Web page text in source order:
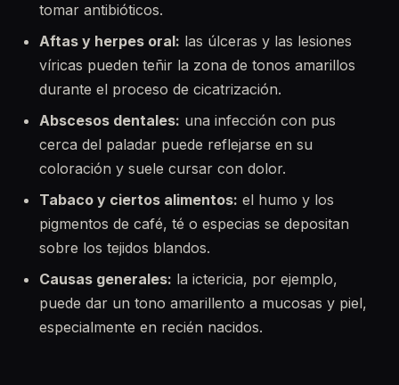
tomar antibióticos.
Aftas y herpes oral: las úlceras y las lesiones
víricas pueden teñir la zona de tonos amarillos
durante el proceso de cicatrización.
Abscesos dentales: una infección con pus
cerca del paladar puede reflejarse en su
coloración y suele cursar con dolor.
Tabaco y ciertos alimentos: el humo y los
pigmentos de café, té o especias se depositan
sobre los tejidos blandos.
Causas generales: la ictericia, por ejemplo,
puede dar un tono amarillento a mucosas y piel,
especialmente en recién nacidos.